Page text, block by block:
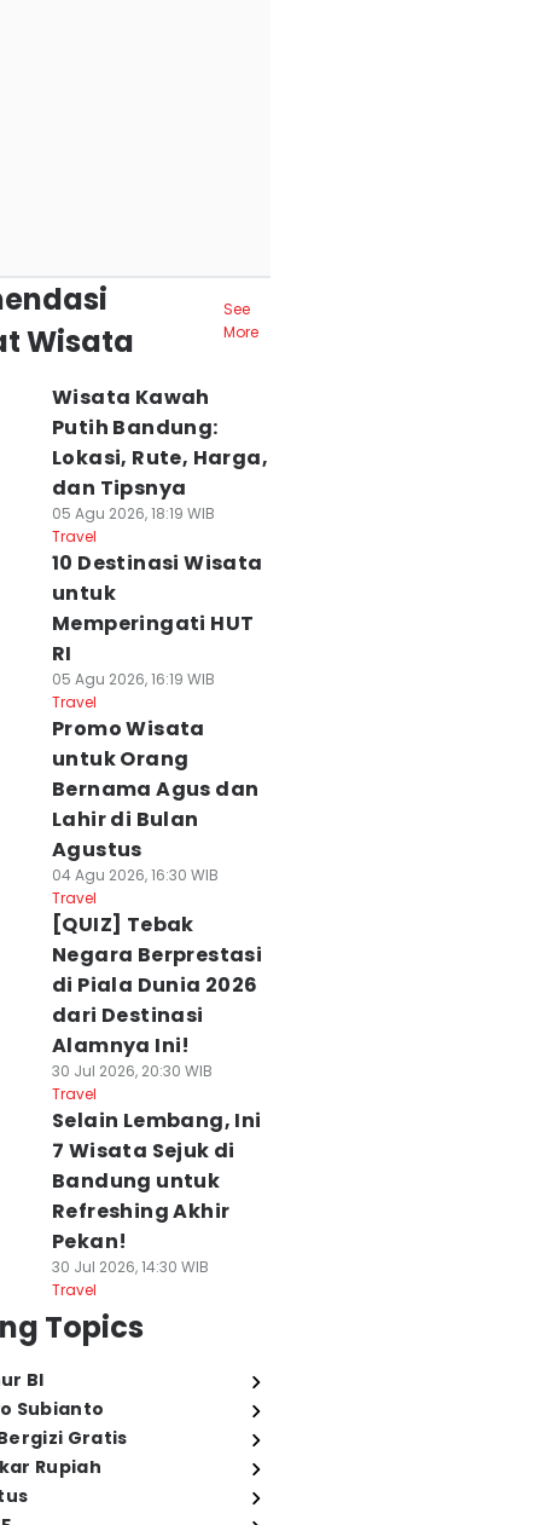
Wisata
See
More
Wisata Kawah
Putih Bandung:
Lokasi, Rute, Harga,
dan Tipsnya
05 Agu 2026, 18:19 WIB
Travel
10 Destinasi Wisata
untuk
Memperingati HUT
RI
05 Agu 2026, 16:19 WIB
Travel
Promo Wisata
untuk Orang
Bernama Agus dan
Lahir di Bulan
Agustus
04 Agu 2026, 16:30 WIB
Travel
[QUIZ] Tebak
Negara Berprestasi
di Piala Dunia 2026
dari Destinasi
Alamnya Ini!
30 Jul 2026, 20:30 WIB
Travel
Selain Lembang, Ini
7 Wisata Sejuk di
Bandung untuk
Refreshing Akhir
Pekan!
30 Jul 2026, 14:30 WIB
Travel
Topics
BI
Subianto
Gratis
Rupiah